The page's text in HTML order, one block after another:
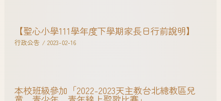
【聖心小學111學年度下學期家長日行前說明】
行政公告 / 2023-02-16
本校班級參加「2022-2023天主教台北總教區兒